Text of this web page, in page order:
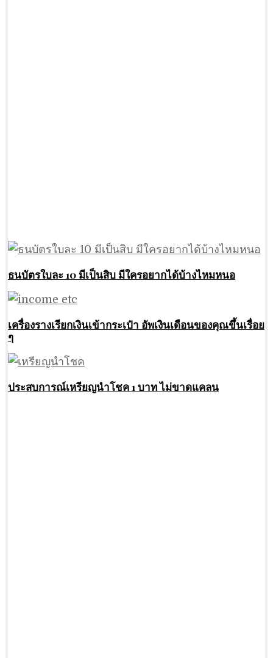
ธนบัตรใบละ 10 มีเป็นสิบ มีใครอยากได้บ้างไหมหนอ
เครื่องรางเรียกเงินเข้ากระเป๋า อัพเงินเดือนของคุณขึ้นเรื่อย
ๆ
ประสบการณ์เหรียญนำโชค 1 บาท ไม่ขาดแคลน